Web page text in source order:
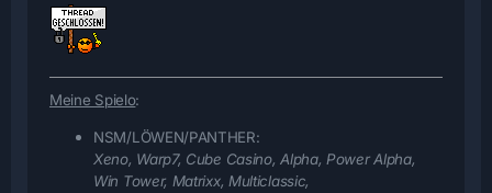
Meine Spielo:
NSM/LÖWEN/PANTHER:
Xeno, Warp7, Cube Casino, Alpha, Power Alpha,
Win Tower, Matrixx, Multiclassic,